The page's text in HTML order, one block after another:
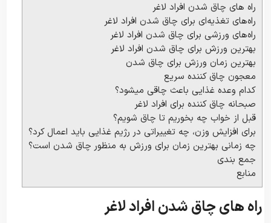
راه های چاق شدن افراد لاغر
راه‌های تغذیه‌ای برای چاق شدن افراد لاغر
راه‌های ورزشی برای چاق شدن افراد لاغر
بهترین ورزش برای چاق شدن افراد لاغر
بهترین زمان ورزش برای چاق شدن
معجون چاق کننده سریع
کدام وعده غذایی باعث چاقی میشود؟
صبحانه چاق کننده برای افراد لاغر
قبل از خواب چه بخوریم تا چاق شویم؟
برای افزایش وزن، چه تغییراتی در رژیم غذایی باید اعمال کرد؟
چه زمانی بهترین زمان برای ورزش به منظور چاق شدن است؟
جمع بندی
منابع
راه های چاق شدن افراد لاغر